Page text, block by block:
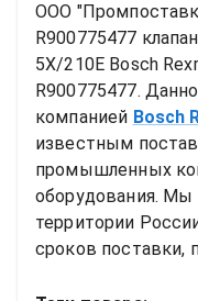
ООО
R900775477
5X/210E Bosch
R900775477.
компанией Bosch
известным
промышленных
оборудования. Мы
территории
сроков поставки,